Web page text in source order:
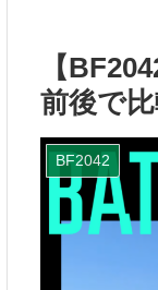
【
前後で
BF2042